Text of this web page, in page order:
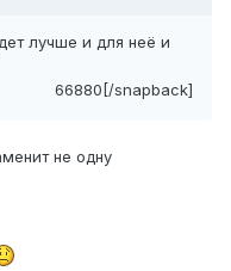
лучше и для неё и
66880[/snapback]
не одну